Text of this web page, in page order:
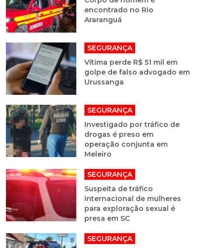
encontrado no Rio
Araranguá
SEGURANÇA
Vítima perde R$ 51 mil em
golpe de falso advogado em
Urussanga
SEGURANÇA
Investigado por tráfico de
drogas é preso em
operação conjunta em
Meleiro
SEGURANÇA
Suspeita de tráfico
internacional de mulheres
para exploração sexual é
presa em SC
SEGURANÇA